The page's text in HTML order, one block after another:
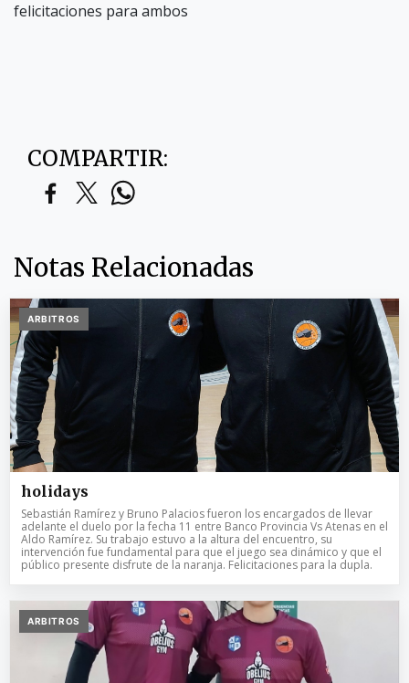
felicitaciones para ambos
COMPARTIR:
Notas Relacionadas
ARBITROS
holidays
Sebastián Ramírez y Bruno Palacios fueron los encargados de llevar
adelante el duelo por la fecha 11 entre Banco Provincia Vs Atenas en el
Aldo Ramírez. Su trabajo estuvo a la altura del encuentro, su
intervención fue fundamental para que el juego sea dinámico y que el
público presente disfrute de la naranja. Felicitaciones para la dupla.
ARBITROS